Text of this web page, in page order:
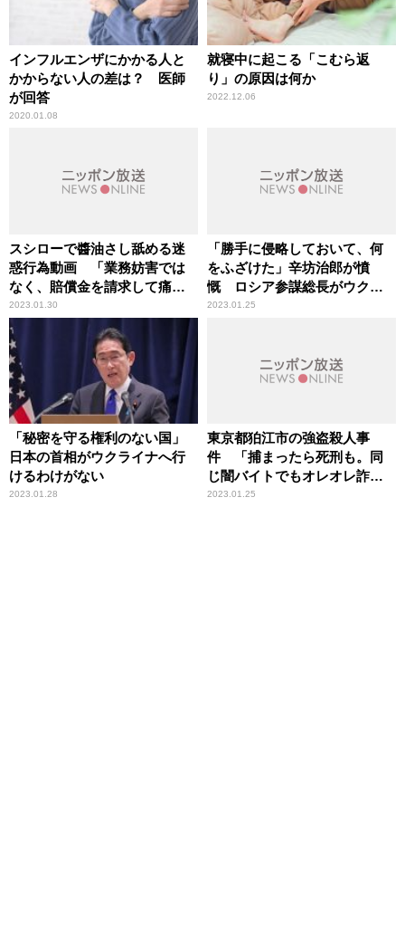
インフルエンザにかかる人と
かからない人の差は？ 医師
が回答
2020.01.08
就寝中に起こる「こむら返
り」の原因は何か
2022.12.06
スシローで醬油さし舐める迷
惑行為動画 「業務妨害では
なく、賠償金を請求して痛い
目に」辛坊治郎が指摘
2023.01.30
「勝手に侵略しておいて、何
をふざけた」辛坊治郎が憤
慨 ロシア参謀総長がウクラ
イナ侵攻を「第二次大戦以来
2023.01.25
「秘密を守る権利のない国」
日本の首相がウクライナへ行
けるわけがない
2023.01.28
東京都狛江市の強盗殺人事
件 「捕まったら死刑も。同
じ闇バイトでもオレオレ詐欺
とは次元が違う」辛坊治郎が
2023.01.25